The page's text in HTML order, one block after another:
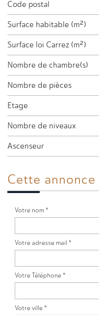
Code postal
Surface habitable (m²)
Surface loi Carrez (m²)
Nombre de chambre(s)
Nombre de pièces
Etage
Nombre de niveaux
Ascenseur
Cette annonce
Votre nom *
Votre adresse mail *
Votre Téléphone *
Votre ville *